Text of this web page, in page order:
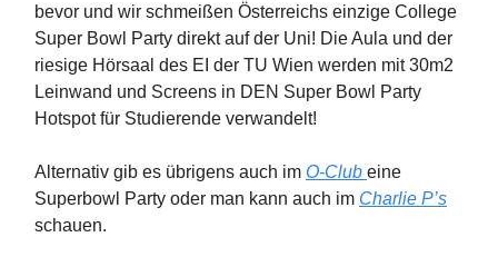
bevor und wir schmeißen Österreichs einzige College
Super Bowl Party direkt auf der Uni! Die Aula und der
riesige Hörsaal des EI der TU Wien werden mit 30m2
Leinwand und Screens in DEN Super Bowl Party
Hotspot für Studierende verwandelt!
Alternativ gib es übrigens auch im O-Club eine
Superbowl Party oder man kann auch im Charlie P’s
schauen.